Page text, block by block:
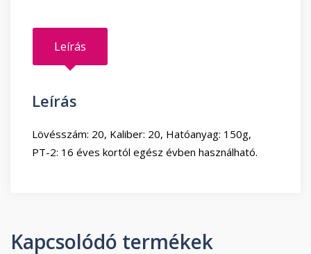
Leírás
Leírás
Lövésszám: 20, Kaliber: 20, Hatóanyag: 150g,
PT-2: 16 éves kortól egész évben használható.
Kapcsolódó termékek